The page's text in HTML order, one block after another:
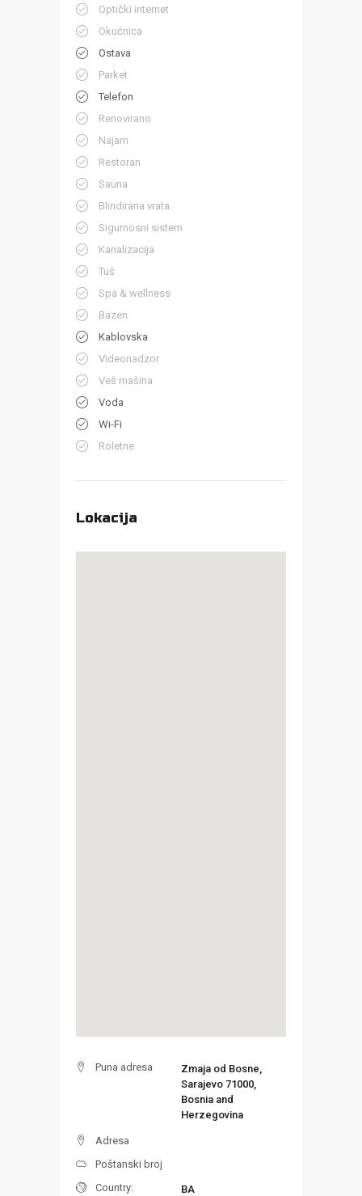
Optički internet
Okućnica
Ostava
Parket
Telefon
Renovirano
Najam
Restoran
Sauna
Blindirana vrata
Sigurnosni sistem
Kanalizacija
Tuš
Spa & wellness
Bazen
Kablovska
Videonadzor
Veš mašina
Voda
Wi-Fi
Roletne
Lokacija
Puna adresa
Zmaja od Bosne,
Sarajevo 71000,
Bosnia and
Herzegovina
Adresa
Poštanski broj
Country:
BA